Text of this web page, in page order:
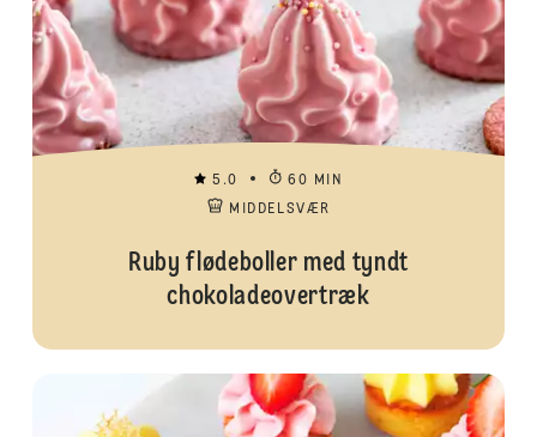
5.0
60 MIN
MIDDELSVÆR
Ruby flødeboller med tyndt
chokoladeovertræk